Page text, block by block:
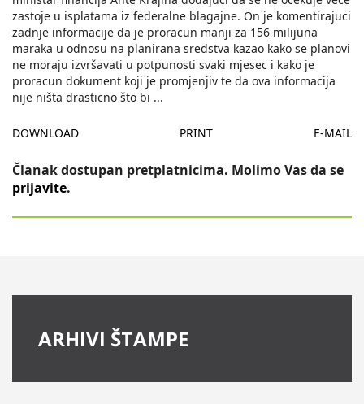
zastoje u isplatama iz federalne blagajne. On je komentirajuci
zadnje informacije da je proracun manji za 156 milijuna
maraka u odnosu na planirana sredstva kazao kako se planovi
ne moraju izvršavati u potpunosti svaki mjesec i kako je
proracun dokument koji je promjenjiv te da ova informacija
nije ništa drasticno što bi ...
DOWNLOAD PRINT E-MAIL
Članak dostupan pretplatnicima. Molimo Vas da se
prijavite.
ARHIVI ŠTAMPE